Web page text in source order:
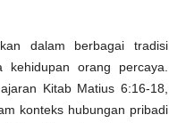
dalam berbagai tradisi
kehidupan orang percaya.
Kitab Matius 6:16-18,
konteks hubungan pribadi